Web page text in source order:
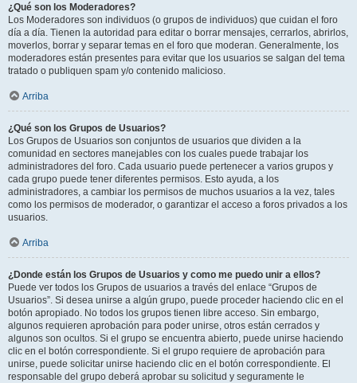
¿Qué son los Moderadores?
Los Moderadores son individuos (o grupos de individuos) que cuidan el foro
día a día. Tienen la autoridad para editar o borrar mensajes, cerrarlos, abrirlos,
moverlos, borrar y separar temas en el foro que moderan. Generalmente, los
moderadores están presentes para evitar que los usuarios se salgan del tema
tratado o publiquen spam y/o contenido malicioso.
Arriba
¿Qué son los Grupos de Usuarios?
Los Grupos de Usuarios son conjuntos de usuarios que dividen a la
comunidad en sectores manejables con los cuales puede trabajar los
administradores del foro. Cada usuario puede pertenecer a varios grupos y
cada grupo puede tener diferentes permisos. Esto ayuda, a los
administradores, a cambiar los permisos de muchos usuarios a la vez, tales
como los permisos de moderador, o garantizar el acceso a foros privados a los
usuarios.
Arriba
¿Donde están los Grupos de Usuarios y como me puedo unir a ellos?
Puede ver todos los Grupos de usuarios a través del enlace “Grupos de
Usuarios”. Si desea unirse a algún grupo, puede proceder haciendo clic en el
botón apropiado. No todos los grupos tienen libre acceso. Sin embargo,
algunos requieren aprobación para poder unirse, otros están cerrados y
algunos son ocultos. Si el grupo se encuentra abierto, puede unirse haciendo
clic en el botón correspondiente. Si el grupo requiere de aprobación para
unirse, puede solicitar unirse haciendo clic en el botón correspondiente. El
responsable del grupo deberá aprobar su solicitud y seguramente le